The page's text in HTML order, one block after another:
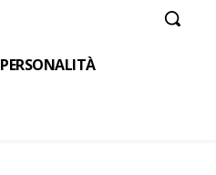
PERSONALITÀ